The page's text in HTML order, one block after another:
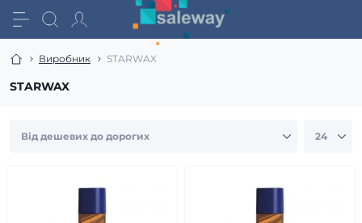
Виробник STARWAX
STARWAX